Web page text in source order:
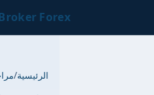
Forex
الرئيسية/